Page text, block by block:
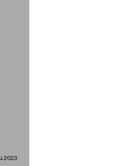
2023